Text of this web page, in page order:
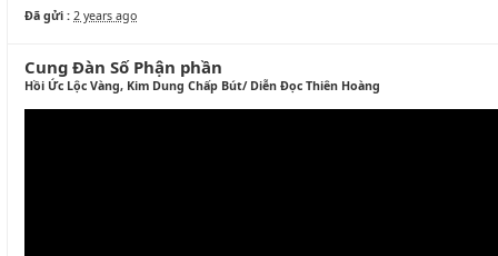
Đã gửi : 2 years ago
Cung Đàn Số Phận phần
Hồi Ức Lộc Vàng, Kim Dung Chấp Bút/ Diễn Đọc Thiên Hoàng